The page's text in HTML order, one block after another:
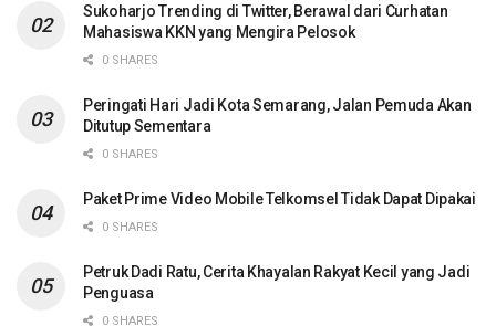
Sukoharjo Trending di Twitter, Berawal dari Curhatan
Mahasiswa KKN yang Mengira Pelosok
0 SHARES
Peringati Hari Jadi Kota Semarang, Jalan Pemuda Akan
Ditutup Sementara
0 SHARES
Paket Prime Video Mobile Telkomsel Tidak Dapat Dipakai
0 SHARES
Petruk Dadi Ratu, Cerita Khayalan Rakyat Kecil yang Jadi
Penguasa
0 SHARES